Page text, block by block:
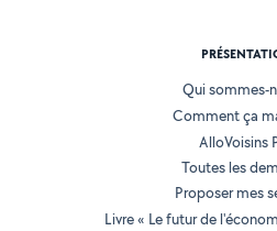
Qui sommes-
Comment ça
AlloVoisins
Toutes les
Proposer mes
Livre « Le futur de